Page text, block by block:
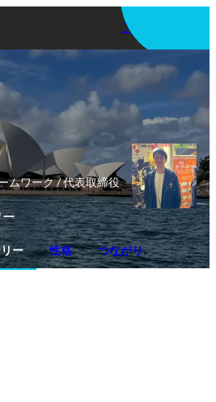
アプリを使う
ムワーク / 代表取締役
ー
ー 性格 つながり